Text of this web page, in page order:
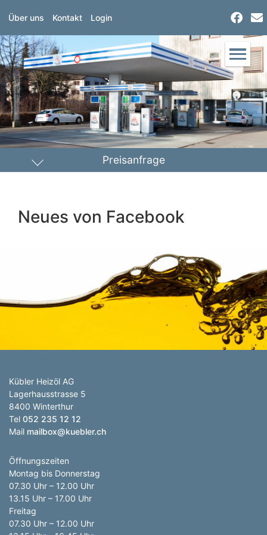
Über uns Kontakt Login
Preisanfrage
PLZ Lieferort
Neues von Facebook
Kübler Heizöl AG
Lagerhausstrasse 5
8400 Winterthur
Tel 052 235 12 12
Mail mailbox@kuebler.ch
Öffnungszeiten
Montag bis Donnerstag
07.30 Uhr – 12.00 Uhr
13.15 Uhr – 17.00 Uhr
Freitag
07.30 Uhr – 12.00 Uhr